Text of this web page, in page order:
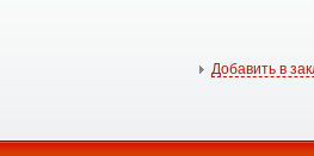
Добавить в